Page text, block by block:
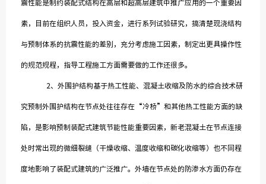
震性能是制约装配式结构在高层和超高层建筑中推广应用的一个重要因
素，目前在组织人员，投入资金，进行系列试验研究，搞清楚现浇结构
与预制体系的抗震性能的差别，充分考虑施工因素，制定出更具操作性
的规范规程，指导工程施工方面需要做的工作还很多。
2、外围护结构基于热工性能、混凝土收缩及防水的综合技术研
究预制外围护结构在节点处往往存在“冷桥”和其他热工性能方面的缺
陷，是影响预制装配式建筑节能性能重要因素，新老混凝土在节点连接
处时常出现的微细裂缝（干燥收缩、温度收缩和碳化收缩等）也不同程
度地影响了装配式建筑的广泛推广。外墙在节点处的防渗水方面仍存在